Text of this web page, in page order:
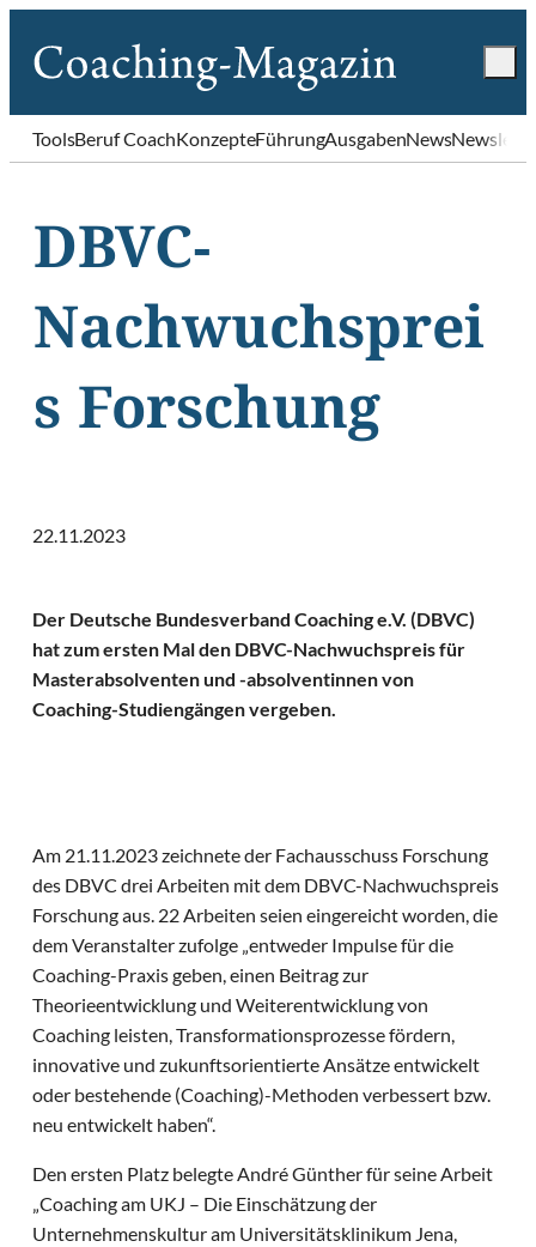
ToolsBeruf CoachKonzepteFührungAusgabenNews
DBVC-
Nachwuchsprei
s Forschung
22.11.2023
Der Deutsche Bundesverband Coaching e.V. (DBVC)
hat zum ersten Mal den DBVC-Nachwuchspreis für
Masterabsolventen und -absolventinnen von
Coaching-Studiengängen vergeben.
Am 21.11.2023 zeichnete der Fachausschuss Forschung
des DBVC drei Arbeiten mit dem DBVC-Nachwuchspreis
Forschung aus. 22 Arbeiten seien eingereicht worden, die
dem Veranstalter zufolge „entweder Impulse für die
Coaching-Praxis geben, einen Beitrag zur
Theorieentwicklung und Weiterentwicklung von
Coaching leisten, Transformationsprozesse fördern,
innovative und zukunftsorientierte Ansätze entwickelt
oder bestehende (Coaching)-Methoden verbessert bzw.
neu entwickelt haben“.
Den ersten Platz belegte André Günther für seine Arbeit
„Coaching am UKJ – Die Einschätzung der
Unternehmenskultur am Universitätsklinikum Jena,